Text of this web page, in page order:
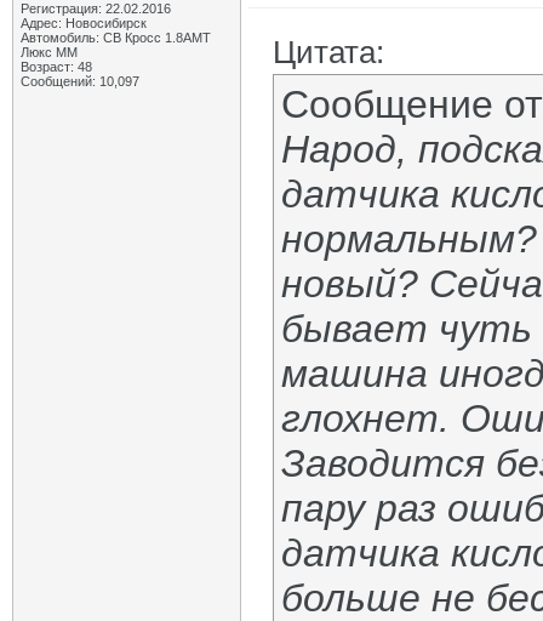
Регистрация: 22.02.2016
Адрес: Новосибирск
Автомобиль: СВ Кросс 1.8АМТ
Люкс ММ
Возраст: 48
Сообщений: 10,097
Цитата:
Сообщение
Народ,
датчика
новый?
бывает чуть
машина
глохнет.
Заводится
пару раз
датчика
больше не